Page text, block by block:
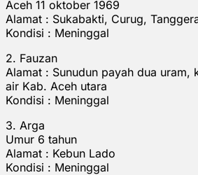
Aceh 11 oktober 1969
Alamat : Sukabakti, Curug,
Kondisi : Meninggal
2. Fauzan
Alamat : Sunudun payah dua uram,
air Kab. Aceh utara
Kondisi : Meninggal
3. Arga
Umur 6 tahun
Alamat : Kebun Lado
Kondisi : Meninggal